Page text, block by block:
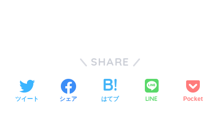
SHARE
ツイート シェア はてブ LINE Pocket